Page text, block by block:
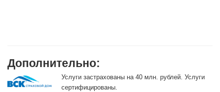
Дополнительно:
Услуги застрахованы на 40 млн. рублей. Услуги
сертифицированы.